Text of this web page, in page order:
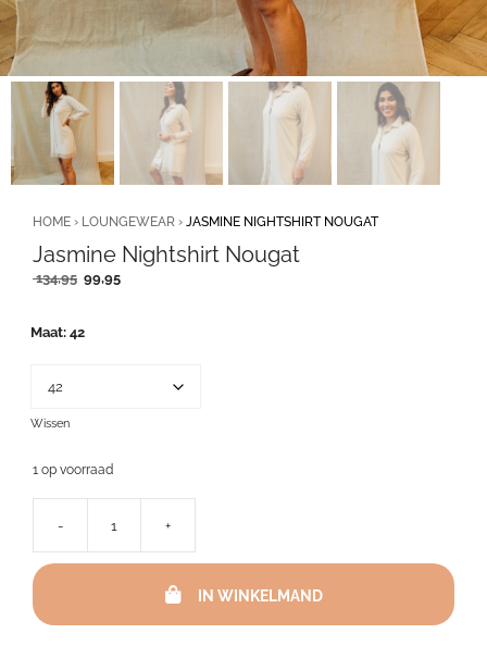
HOME › LOUNGEWEAR › JASMINE NIGHTSHIRT NOUGAT
Jasmine Nightshirt Nougat
134,95 Oorspronkelijke
134,95.
99,95Huidige
Maat 42
Wissen
1 op voorraad
-
Nightshirt
aantal
+
IN WINKELMAND